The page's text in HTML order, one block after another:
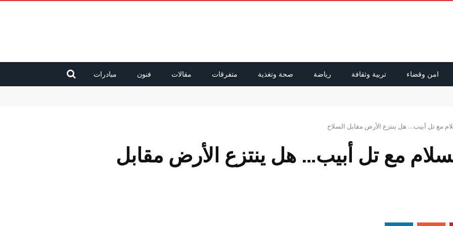
امن وقضاء تربية وثقافة رياضة صحة وتغذية متفرقات مقالات فنون مبادرات
مع تل أبيب… هل ينتزع الأرض مقابل السلاح
مع تل أبيب… هل ينتزع الأرض مقابل